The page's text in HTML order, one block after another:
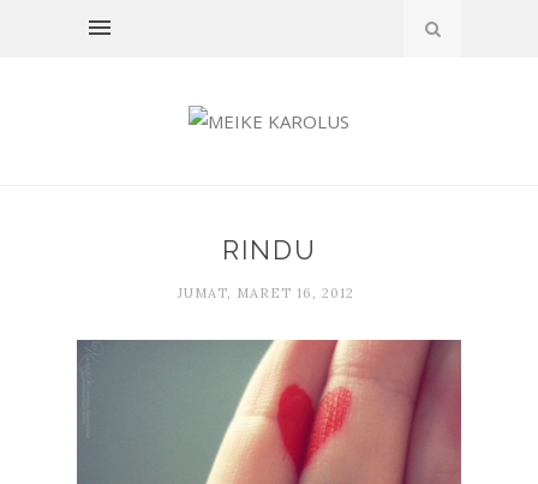
RINDU
JUMAT, MARET 16, 2012